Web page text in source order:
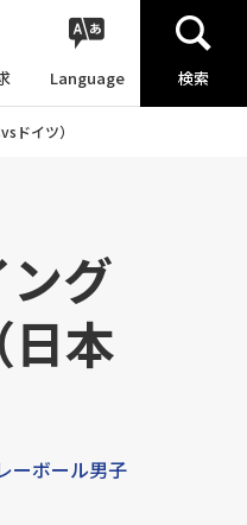
Language 検索
ドイツ）
グ
本
ーボール男子